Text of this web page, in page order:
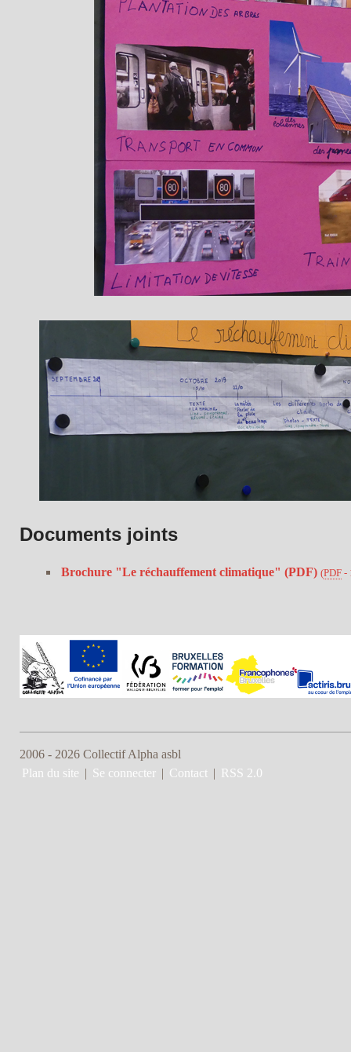
Documents joints
Brochure "Le réchauffement climatique" (PDF) (PDF-
2006 - 2026 Collectif Alpha asbl
Plan du site
Se connecter Contact RSS 2.0